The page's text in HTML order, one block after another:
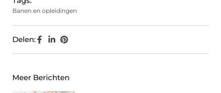
Banen en opleidingen
Delen:
Meer Berichten